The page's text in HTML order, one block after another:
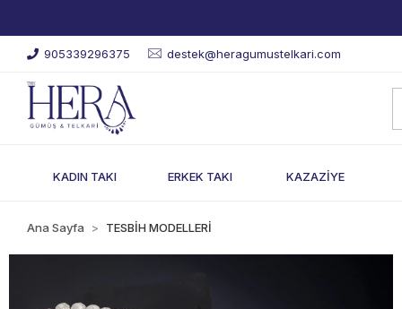
905339296375 destek@heragumustelkari.com
KADIN TAKI ERKEK TAKI KAZAZİYE
Ana Sayfa TESBİH MODELLERİ